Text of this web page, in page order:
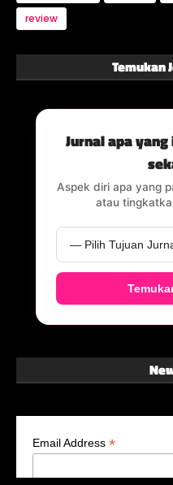
review
Temukan
Jurnal apa
Aspek diri apa yang
atau
Email Address *